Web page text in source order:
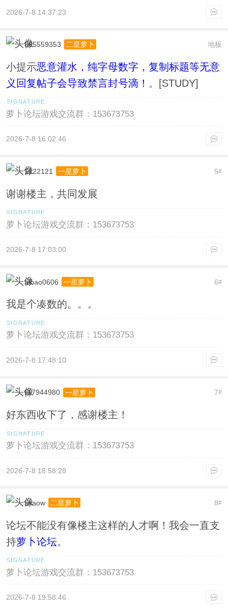
2026-7-8 14:37:23
地板
805559353 二星萝卜
小提示恶意灌水，纯字母数字，复制标题等无意
义回复帖子会导致禁言封号滴！ 。[STUDY]
萝卜论坛游戏交流群：153673753
2026-7-8 16:02:46
5#
1122121 一星萝卜
谢谢楼主，共同发展
萝卜论坛游戏交流群：153673753
2026-7-8 17:03:00
6#
aibao0606 一星萝卜
我是个凑数的。。。
萝卜论坛游戏交流群：153673753
2026-7-8 17:48:10
7#
li17944980 一星萝卜
好东西收下了，感谢楼主！
萝卜论坛游戏交流群：153673753
2026-7-8 18:58:28
8#
snaow 二星萝卜
论坛不能没有像楼主这样的人才啊！我会一直支
持萝卜论坛。
萝卜论坛游戏交流群：153673753
2026-7-8 19:58:46